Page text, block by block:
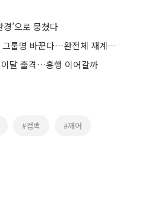
’으로 뭉쳤다
(여자)아이들, '7주년' 맞아 그룹명 바꾼다…완전체 재계약 후 '파격 행보'
달 출격…흥행 이어갈까
#컴백 #깨어